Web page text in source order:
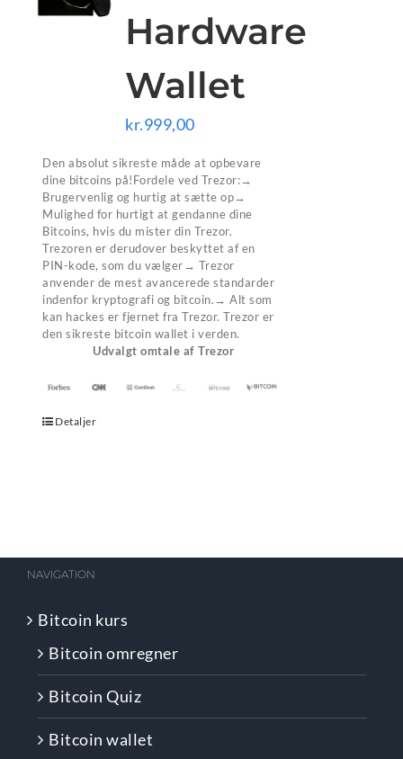
Hardware
Wallet
kr.999,00
Den absolut sikreste måde at opbevare
dine bitcoins på!Fordele ved Trezor:→
Brugervenlig og hurtig at sætte op→
Mulighed for hurtigt at gendanne dine
Bitcoins, hvis du mister din Trezor.
Trezoren er derudover beskyttet af en
PIN-kode, som du vælger→ Trezor
anvender de mest avancerede standarder
indenfor kryptografi og bitcoin.→ Alt som
kan hackes er fjernet fra Trezor. Trezor er
den sikreste bitcoin wallet i verden.
Udvalgt omtale af Trezor
Detaljer
NAVIGATION
Bitcoin kurs
Bitcoin omregner
Bitcoin Quiz
Bitcoin wallet